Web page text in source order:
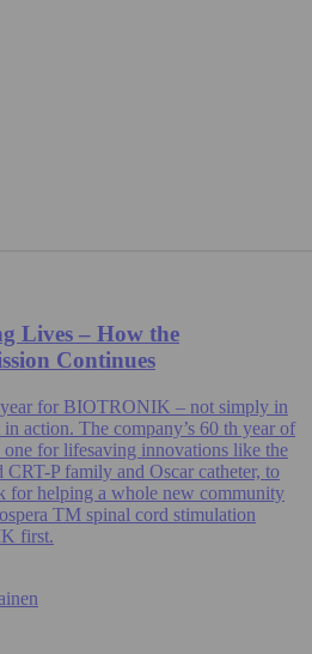
Lives – How the
Continues
year for BIOTRONIK – not simply in
action. The company’s 60 th year of
one for lifesaving innovations like the
CRT-P family and Oscar catheter, to
for helping a whole new community
TM spinal cord stimulation
first.